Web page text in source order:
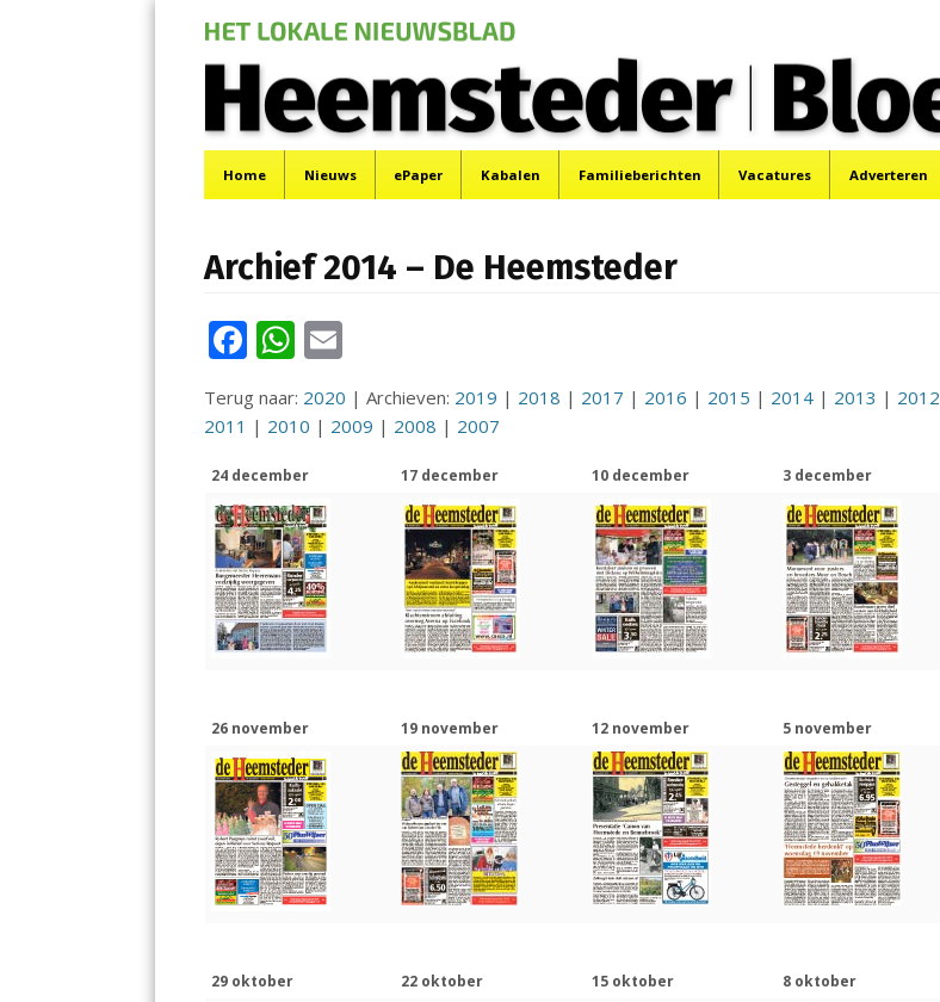
Menu
Home Nieuws ePaper Kabalen Familieberichten Vacatures Adverteren
Archief 2014 – De Heemsteder
F
e
b
o
o
k
W
at
A
p
p
m
ai
Terug naar: 2020 | Archieven: 2019 | 2018 | 2017 | 2016 | 2015 | 2014 | 2013 | 2012
2011 | 2010 | 2009 | 2008 | 2007
24 december 17 december 10 december 3 december
26 november 19 november 12 november 5 november
29 oktober 22 oktober 15 oktober 8 oktober